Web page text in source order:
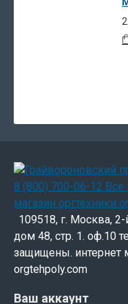
109518, г. Москва,
дом 48, стр. 1. оф.10
защищены. интернет
orgtehpoly.com
Ваш аккаунт